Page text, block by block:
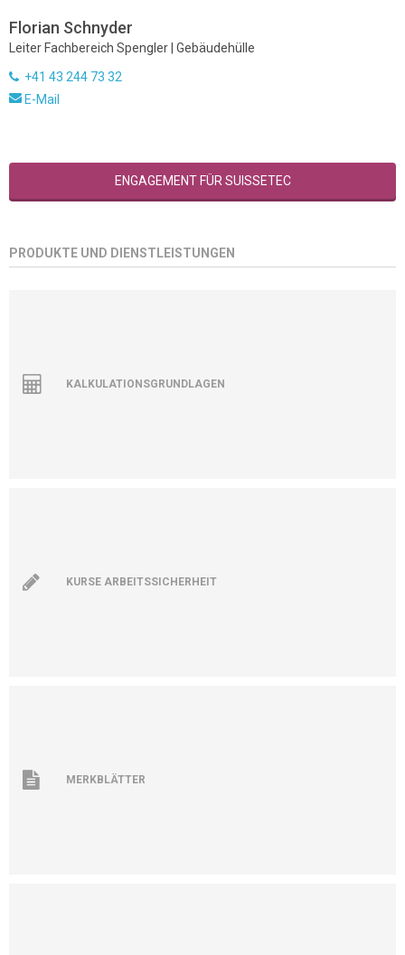
Florian Schnyder
Leiter Fachbereich Spengler | Gebäudehülle
+41 43 244 73 32
E-Mail
ENGAGEMENT FÜR SUISSETEC
PRODUKTE UND DIENSTLEISTUNGEN
KALKULATIONSGRUNDLAGEN
KURSE ARBEITSSICHERHEIT
MERKBLÄTTER